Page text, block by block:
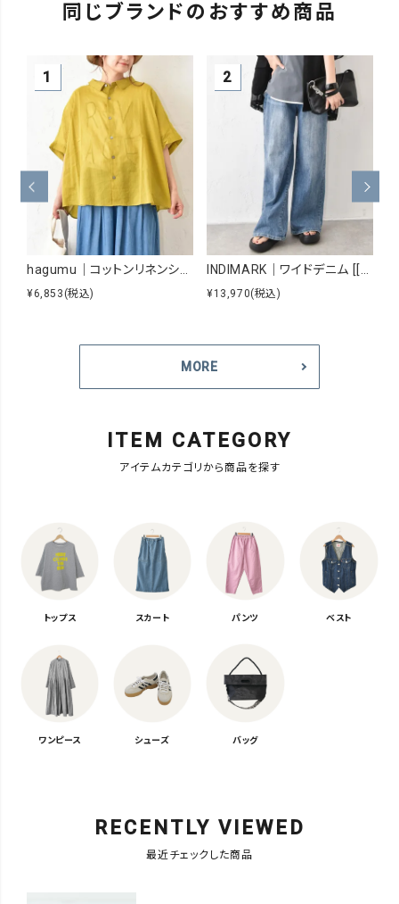
同じブランドのおすすめ商品
¥6,853 (税込) ¥13,970(税込)
MORE
ITEM CATEGORY
アイテムカテゴリから商品を探す
トップス スカート パンツ ベスト
ワンピース シューズ バッグ
RECENTLY VIEWED
最近チェックした商品